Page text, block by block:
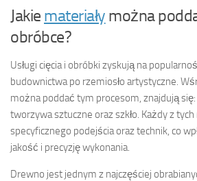
Jakie materiały można
obróbce?
Usługi cięcia i obróbki zyskują na
budownictwa po rzemiosło artystyczne.
można poddać tym procesom, znajdują
tworzywa sztuczne oraz szkło. Każdy z
specyficznego podejścia oraz technik, co
jakość i precyzję wykonania.
Drewno jest jednym z najczęściej